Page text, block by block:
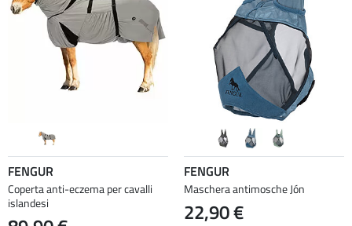
FENGUR
Coperta anti-eczema per cavalli
islandesi
FENGUR
Maschera antimosche Jón
22,90 €